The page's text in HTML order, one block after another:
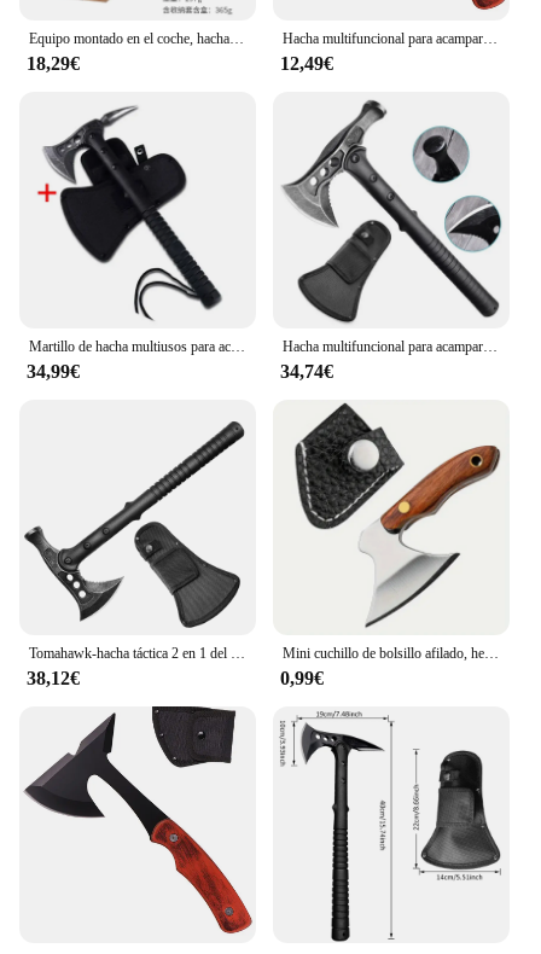
18,29€
Hacha multifuncional para acampar al aire libre, herramientas de caza, hachas de supervivencia turístico, hacha táctica portátil, herramienta de equipo de emergencia Tomahawk
12,49€
34,99€
Hacha multifuncional para acampar al aire libre, herramientas de caza, ejes de supervivencia, hacha táctica portátil, martillo Tomahawk, equipo de emergencia
34,74€
Tomahawk-hacha táctica 2 en 1 del ejército, herramienta de mano para caza al aire libre, Camping, supervivencia, Machete de fuego, Machete de hielo, Tomahawk
38,12€
Mini cuchillo de bolsillo afilado, herramientas de apertura de paquete de llavero, el mejor regalo para familiares y amigos, herramienta para acampar al aire libre
0,99€